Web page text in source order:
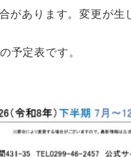
があります。変更が生
予定表です。